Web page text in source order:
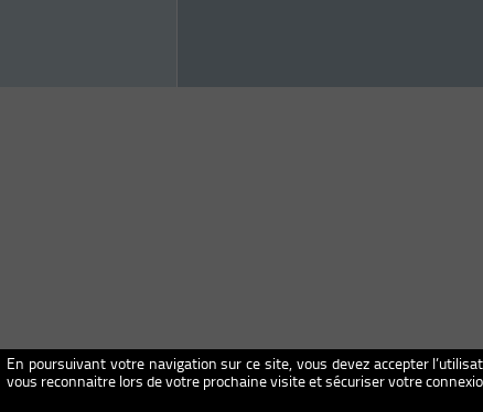
En poursuivant votre navigation sur ce site, vous devez accepter
vous reconnaitre lors de votre prochaine visite et sécuriser votre